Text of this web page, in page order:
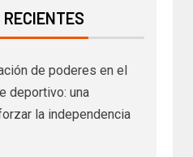
de poderes en el
deportivo: una
la independencia